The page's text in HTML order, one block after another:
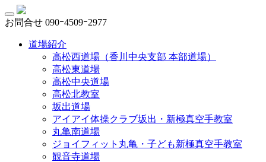
お問合せ 090ｰ4509ｰ2977
道場紹介
高松西道場（香川中央支部 本部道場）
高松東道場
高松中央道場
高松北教室
坂出道場
アイアイ体操クラブ坂出・新極真空手教室
丸亀南道場
ジョイフィット丸亀・子ども新極真空手教室
観音寺道場